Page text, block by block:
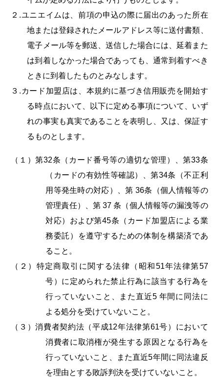
２.ユニエイムは、前項の申込の際に届出のあった所在
地または登録されたメールアドレス等に送付書類、
電子メール等を郵送、送信した場合には、延着また
は到着しなかった場合であっても、通常到着すべき
ときに到着したものとみなします。
３.カード加盟店は、本規約に基づき信用販売を開始す
る時点において、以下に定める事項について、いず
れの事実も真実であることを表明し、又は、保証す
るものとします。
（１）第32条（カード番号等の適切な管理）、第33条
（カードの有効性等確認）、第34条（不正利
用等発生時の対応）、第 36条（個人情報等の
管理責任）、第 37 条（個人情報等の漏洩等の
対応）および第45条（カード加盟店による業
務委託）を遵守するための体制を構築済であ
ること。
（２）特定商取引に関する法律（昭和51年法律第57
号）に定められた禁止行為に該当する行為を
行っていないこと、また直近5 年間に同法に
よる処分を受けていないこと。
（３）消費者契約法（平成12年法律第61号）において
消費者に取消権が発生する原因となる行為を
行っていないこと、また直近5年間に同法違反
を理由とする敗訴判決を受けていないこと。